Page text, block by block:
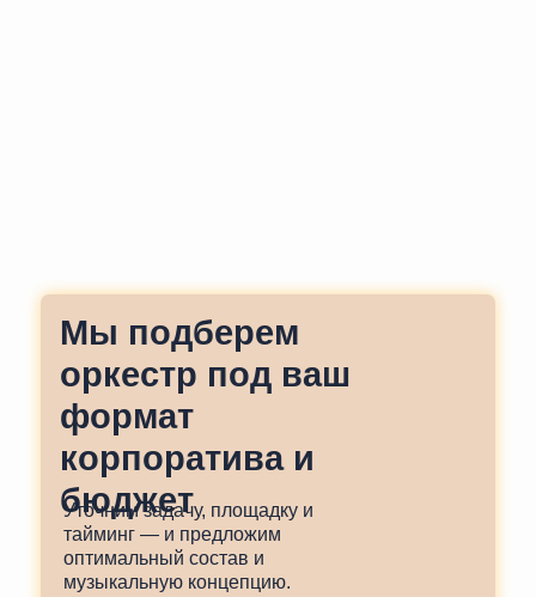
Мы подберем
оркестр под ваш
формат
корпоратива и
бюджет
Уточним задачу, площадку и
тайминг — и предложим
оптимальный состав и
музыкальную концепцию.